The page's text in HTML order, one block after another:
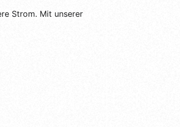
Strom. Mit unserer